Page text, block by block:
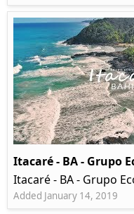
Itacaré - BA - Grupo
Itacaré - BA - Grupo
Added January 14, 2019